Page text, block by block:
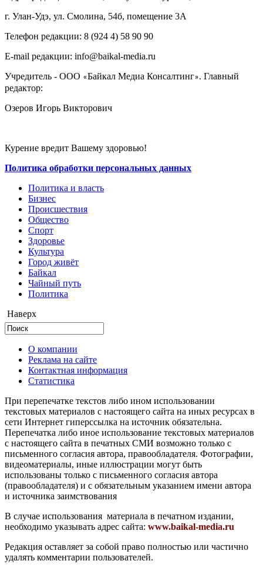
г. Улан-Удэ, ул. Смолина, 54б, помещение 3А
Телефон редакции: ‎‎8 (924 4) 58 90 90
E-mail редакции: info@baikal-media.ru
Учредитель - ООО «Байкал Медиа Консалтинг». Главный
редактор:
Озеров Игорь Викторович
Курение вредит Вашему здоровью!
Политика обработки персональных данных
Политика и власть
Бизнес
Происшествия
Общество
Cпорт
Здоровье
Культура
Город живёт
Байкал
Чайный путь
Политика
Наверх
О компании
Реклама на сайте
Контактная информация
Статистика
При перепечатке текстов либо ином использовании
текстовых материалов с настоящего сайта на иных ресурсах в
сети Интернет гиперссылка на источник обязательна.
Перепечатка либо иное использование текстовых материалов
с настоящего сайта в печатных СМИ возможно только с
письменного согласия автора, правообладателя. Фотографии,
видеоматериалы, иные иллюстрации могут быть
использованы только с письменного согласия автора
(правообладателя) и с обязательным указанием имени автора
и источника заимствования
В случае использования материала в печатном издании,
необходимо указывать адрес сайта: www.baikal-media.ru
Редакция оставляет за собой право полностью или частично
удалять комментарии пользователей.